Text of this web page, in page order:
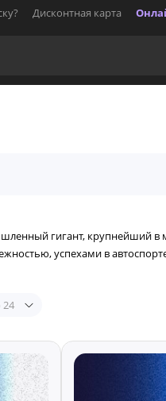
Дисконтная карта
гигант, крупнейший в
успехами в
24